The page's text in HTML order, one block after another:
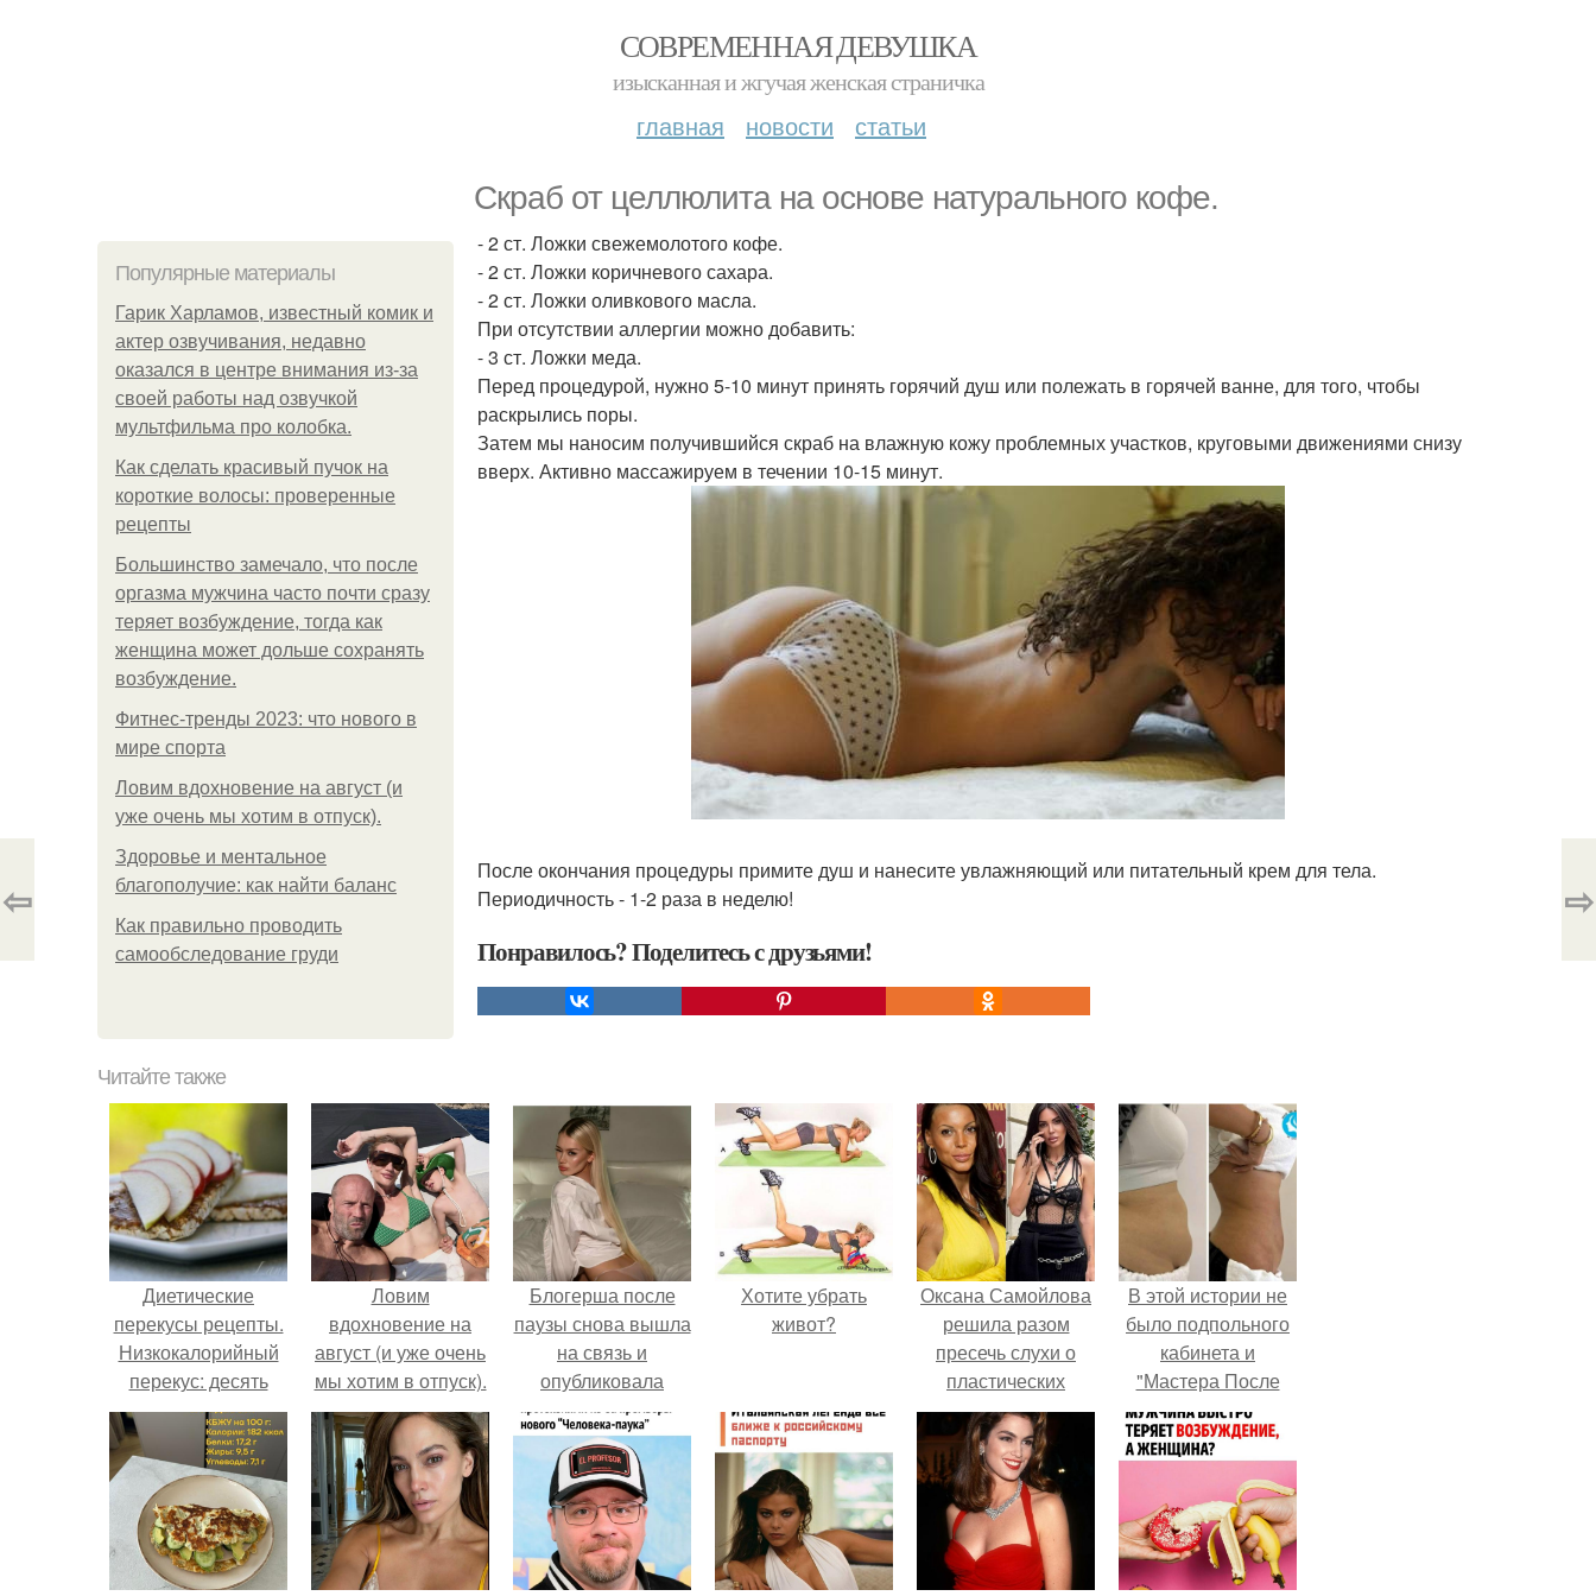
СОВРЕМЕННАЯ ДЕВУШКА
изысканная и жгучая женская страничка
главная новости статьи
Скраб от целлюлита на основе натурального кофе.
Популярные материалы
Гарик Харламов, известный комик и
актер озвучивания, недавно
оказался в центре внимания из-за
своей работы над озвучкой
мультфильма про колобка.
Как сделать красивый пучок на
короткие волосы: проверенные
рецепты
Большинство замечало, что после
оргазма мужчина часто почти сразу
теряет возбуждение, тогда как
женщина может дольше сохранять
возбуждение.
Фитнес-тренды 2023: что нового в
мире спорта
Ловим вдохновение на август (и
уже очень мы хотим в отпуск).
Здоровье и ментальное
благополучие: как найти баланс
Как правильно проводить
самообследование груди
- 2 ст. Ложки свежемолотого кофе.
- 2 ст. Ложки коричневого сахара.
- 2 ст. Ложки оливкового масла.
При отсутствии аллергии можно добавить:
- 3 ст. Ложки меда.
Перед процедурой, нужно 5-10 минут принять горячий душ или полежать в горячей ванне, для того, чтобы
раскрылись поры.
Затем мы наносим получившийся скраб на влажную кожу проблемных участков, круговыми движениями снизу
вверх. Активно массажируем в течении 10-15 минут.
После окончания процедуры примите душ и нанесите увлажняющий или питательный крем для тела.
Периодичность - 1-2 раза в неделю!
Понравилось? Поделитесь с друзьями!
⇦ ⇨
Читайте также
Диетические
перекусы рецепты.
Низкокалорийный
перекус: десять
рецептов.
Ловим
вдохновение на
август (и уже очень
мы хотим в отпуск).
Блогерша после
паузы снова вышла
на связь и
опубликовала
свежую серию
кадров из спальни.
Хотите убрать
живот?
Оксана Самойлова
решила разом
пресечь слухи о
пластических
операциях и
публично
прояснила
ситуацию.
В этой истории не
было подпольного
кабинета и
"Мастера После
Двухнедельных
Курсов".